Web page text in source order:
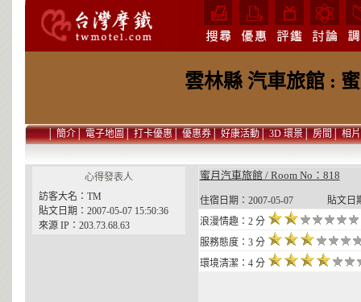
雲林縣 汽車旅館 :
│簡介│電子地圖│打卡優惠│優惠券│好康活動│3D 環景│房間│相片
心得發表人
訪客大名：TM
貼文日期：2007-05-07 15:50:36
來源 IP：203.73.68.63
蜜月汽車旅館 / Room No：818
住宿日期：2007-05-07 貼文日
浪漫情趣：2 分
服務態度：3 分
環境清潔：4 分